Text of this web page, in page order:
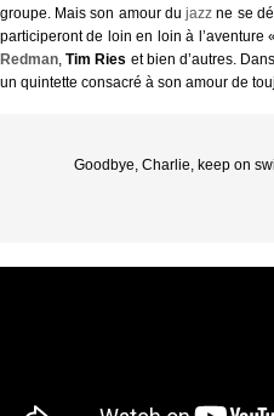
groupe. Mais son amour du jazz ne se
participeront de loin en loin à l’aventure
Redman,Tim Ries et bien d’autres.
un quintette consacré à son amour de
Goodbye, Charlie, keep on